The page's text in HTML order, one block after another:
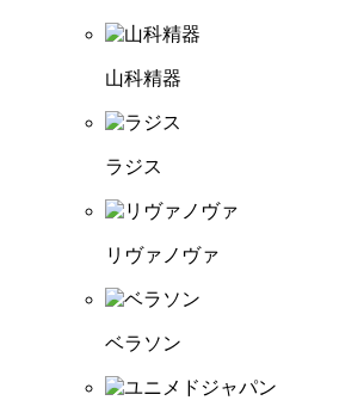
山科精器
ラジス
リヴァノヴァ
ベラソン